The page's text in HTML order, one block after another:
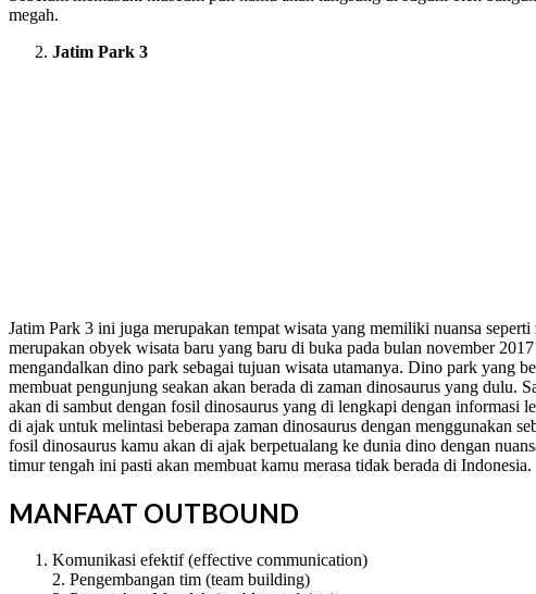
megah.
Jatim Park 3
Jatim Park 3 ini juga merupakan tempat wisata yang memiliki nuansa
merupakan obyek wisata baru yang baru di buka pada bulan november
mengandalkan dino park sebagai tujuan wisata utamanya. Dino park yang
membuat pengunjung seakan akan berada di zaman dinosaurus yang dulu.
akan di sambut dengan fosil dinosaurus yang di lengkapi dengan informasi
di ajak untuk melintasi beberapa zaman dinosaurus dengan menggunakan
fosil dinosaurus kamu akan di ajak berpetualang ke dunia dino dengan
timur tengah ini pasti akan membuat kamu merasa tidak berada di Indonesia.
MANFAAT OUTBOUND
Komunikasi efektif (effective communication)
2. Pengembangan tim (team building)